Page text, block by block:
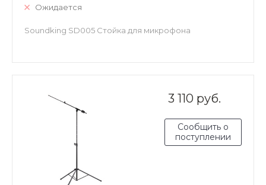
Ожидается
Soundking SD005 Стойка для микрофона
3 110 руб.
Сообщить о
поступлении